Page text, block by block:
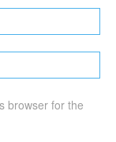
browser for the